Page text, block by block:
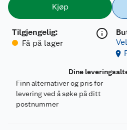
Kjøp
Tilgjengelig:
Få på lager
Dine
Finn alternativer og pris for
levering ved å søke på ditt
postnummer